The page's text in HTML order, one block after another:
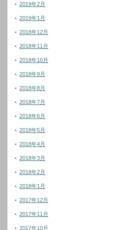
2019年2月
2019年1月
2018年12月
2018年11月
2018年10月
2018年9月
2018年8月
2018年7月
2018年6月
2018年5月
2018年4月
2018年3月
2018年2月
2018年1月
2017年12月
2017年11月
2017年10月